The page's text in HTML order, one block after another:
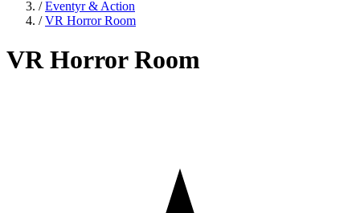
/Eventyr & Action
/VR Horror Room
VR Horror Room